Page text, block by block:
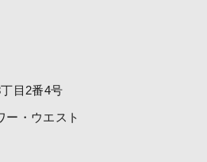
目2番4号
ー・ウエスト